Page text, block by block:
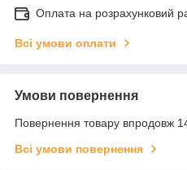
Оплата на розрахунковий
Всі умови оплати
Умови повернення
Повернення товару впродовж
Всі умови повернення